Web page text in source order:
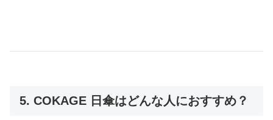
5. COKAGE 日傘はどんな人におすすめ？